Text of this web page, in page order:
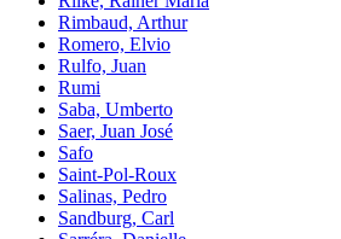
Rimbaud, Arthur
Romero, Elvio
Rulfo, Juan
Rumi
Saba, Umberto
Saer, Juan José
Safo
Saint-Pol-Roux
Salinas, Pedro
Sandburg, Carl